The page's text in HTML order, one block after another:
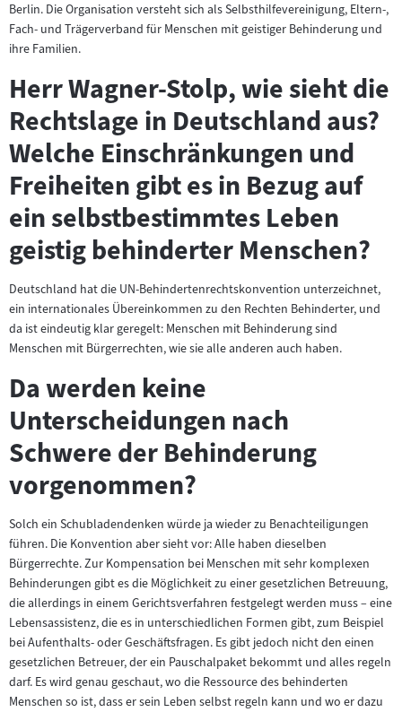
Berlin. Die Organisation versteht sich als Selbsthilfevereinigung, Eltern-,
Fach- und Trägerverband für Menschen mit geistiger Behinderung und
ihre Familien.
Herr Wagner-Stolp, wie sieht die
Rechtslage in Deutschland aus?
Welche Einschränkungen und
Freiheiten gibt es in Bezug auf
ein selbstbestimmtes Leben
geistig behinderter Menschen?
Deutschland hat die UN-Behindertenrechtskonvention unterzeichnet,
ein internationales Übereinkommen zu den Rechten Behinderter, und
da ist eindeutig klar geregelt: Menschen mit Behinderung sind
Menschen mit Bürgerrechten, wie sie alle anderen auch haben.
Da werden keine
Unterscheidungen nach
Schwere der Behinderung
vorgenommen?
Solch ein Schubladendenken würde ja wieder zu Benachteiligungen
führen. Die Konvention aber sieht vor: Alle haben dieselben
Bürgerrechte. Zur Kompensation bei Menschen mit sehr komplexen
Behinderungen gibt es die Möglichkeit zu einer gesetzlichen Betreuung,
die allerdings in einem Gerichtsverfahren festgelegt werden muss – eine
Lebensassistenz, die es in unterschiedlichen Formen gibt, zum Beispiel
bei Aufenthalts- oder Geschäftsfragen. Es gibt jedoch nicht den einen
gesetzlichen Betreuer, der ein Pauschalpaket bekommt und alles regeln
darf. Es wird genau geschaut, wo die Ressource des behinderten
Menschen so ist, dass er sein Leben selbst regeln kann und wo er dazu